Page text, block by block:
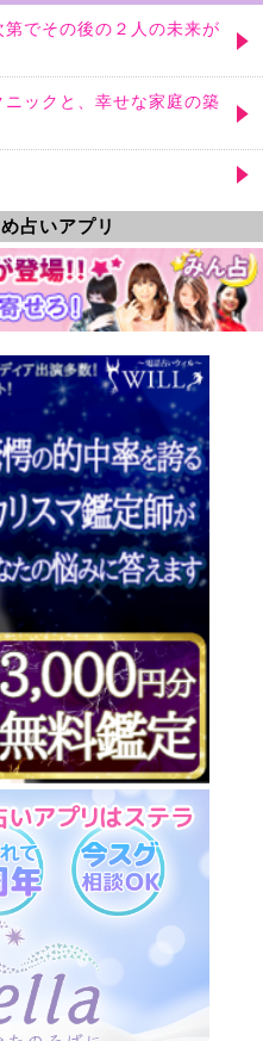
でその後の２人の未来が
ックと、幸せな家庭の築
占いアプリ